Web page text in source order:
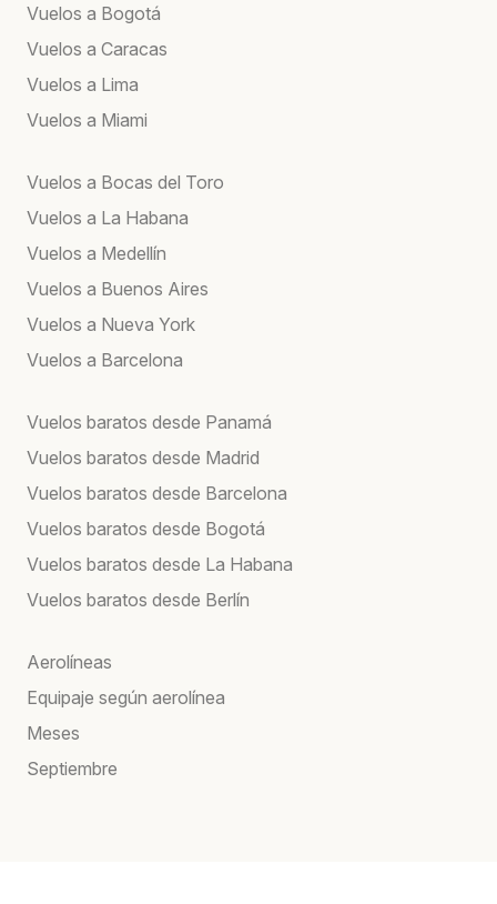
Vuelos a Bogotá
Vuelos a Caracas
Vuelos a Lima
Vuelos a Miami
Vuelos a Bocas del Toro
Vuelos a La Habana
Vuelos a Medellín
Vuelos a Buenos Aires
Vuelos a Nueva York
Vuelos a Barcelona
Vuelos baratos desde Panamá
Vuelos baratos desde Madrid
Vuelos baratos desde Barcelona
Vuelos baratos desde Bogotá
Vuelos baratos desde La Habana
Vuelos baratos desde Berlín
Aerolíneas
Equipaje según aerolínea
Meses
Septiembre